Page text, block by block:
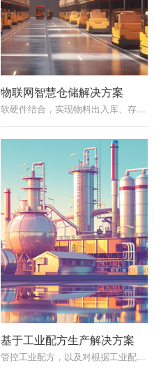
物联网智慧仓储解决方案
软硬件结合，实现物料出入库、存储、输送、生产、分拣等过程的自动化、信息化和智能化管理。
基于工业配方生产解决方案
管控工业配方，以及对根据工业配方的配料、称重、生产、校验、报工的精细化管理